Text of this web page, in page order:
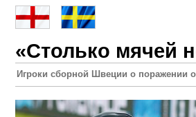
«Столько мячей
Игроки сборной Швеции о поражении